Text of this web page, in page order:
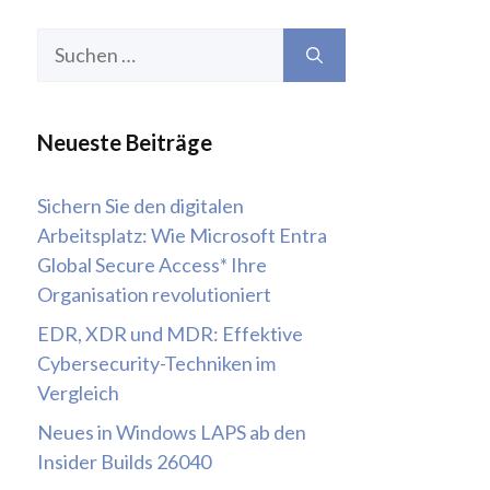
Neueste Beiträge
Sichern Sie den digitalen
Arbeitsplatz: Wie Microsoft Entra
Global Secure Access* Ihre
Organisation revolutioniert
EDR, XDR und MDR: Effektive
Cybersecurity-Techniken im
Vergleich
Neues in Windows LAPS ab den
Insider Builds 26040